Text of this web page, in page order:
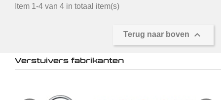
Item 1-4 van 4 in totaal item(s)
Terug naar boven 
Verstuivers fabrikanten